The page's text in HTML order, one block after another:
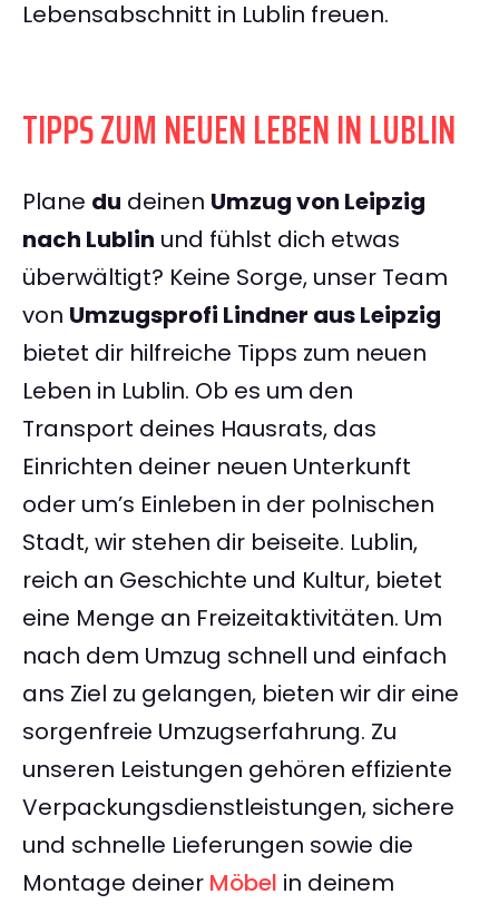
Lebensabschnitt in Lublin freuen.
TIPPS ZUM NEUEN LEBEN IN LUBLIN
Plane du deinen Umzug von Leipzig
nach Lublin und fühlst dich etwas
überwältigt? Keine Sorge, unser Team
von Umzugsprofi Lindner aus Leipzig
bietet dir hilfreiche Tipps zum neuen
Leben in Lublin. Ob es um den
Transport deines Hausrats, das
Einrichten deiner neuen Unterkunft
oder um’s Einleben in der polnischen
Stadt, wir stehen dir beiseite. Lublin,
reich an Geschichte und Kultur, bietet
eine Menge an Freizeitaktivitäten. Um
nach dem Umzug schnell und einfach
ans Ziel zu gelangen, bieten wir dir eine
sorgenfreie Umzugserfahrung. Zu
unseren Leistungen gehören effiziente
Verpackungsdienstleistungen, sichere
und schnelle Lieferungen sowie die
Montage deiner Möbel in deinem